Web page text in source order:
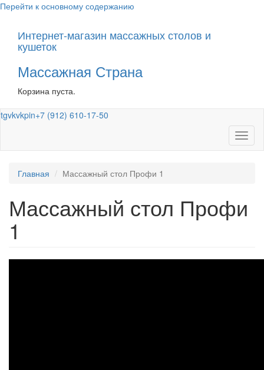
Перейти к основному содержанию
Интернет-магазин массажных столов и
кушеток
Массажная Страна
Корзина пуста.
tgvkvkpin+7 (912) 610-17-50
Главная Массажный стол Профи 1
Массажный стол Профи
1